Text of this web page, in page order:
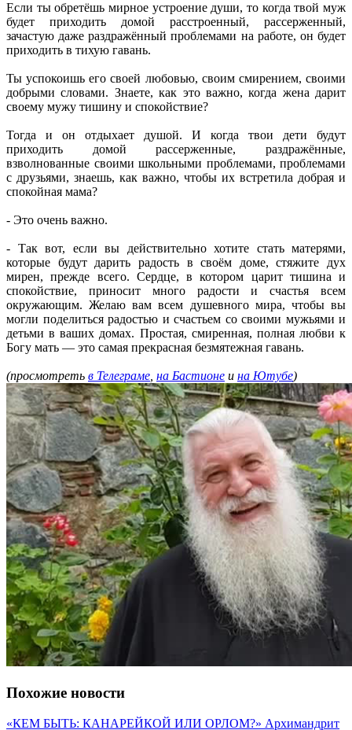
Если ты обретёшь мирное устроение души, то когда твой муж
будет приходить домой расстроенный, рассерженный,
зачастую даже раздражённый проблемами на работе, он будет
приходить в тихую гавань.
Ты успокоишь его своей любовью, своим смирением, своими
добрыми словами. Знаете, как это важно, когда жена дарит
своему мужу тишину и спокойствие?
Тогда и он отдыхает душой. И когда твои дети будут
приходить домой рассерженные, раздражённые,
взволнованные своими школьными проблемами, проблемами
с друзьями, знаешь, как важно, чтобы их встретила добрая и
спокойная мама?
- Это очень важно.
- Так вот, если вы действительно хотите стать матерями,
которые будут дарить радость в своём доме, стяжите дух
мирен, прежде всего. Сердце, в котором царит тишина и
спокойствие, приносит много радости и счастья всем
окружающим. Желаю вам всем душевного мира, чтобы вы
могли поделиться радостью и счастьем со своими мужьями и
детьми в ваших домах. Простая, смиренная, полная любви к
Богу мать — это самая прекрасная безмятежная гавань.
(просмотреть в Телеграме на Бастионе и на Ютубе)
Похожие новости
«КЕМ БЫТЬ: КАНАРЕЙКОЙ ИЛИ ОРЛОМ?» Архимандрит